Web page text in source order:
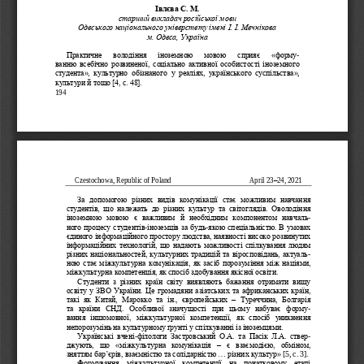
194
Івлєва С. М.
старший викладач російської мови
Одеського національного універстету імені І. І. Мечнікова
м. Одеса, Україна
Практичне   володіння   іноземною   мовою   сприяє «форму-
ванню  всебічно  розвиненої,  соціально  активної  особистості  іноземного
студента»,  культурно  обізнаного  у  реаліях,  українського  суспільства»,
культури й тощо [4, c. 48].
Czestochowa, Republic of Poland April 23–24, 2021
За  допомогою  різних  видів  комунікації  стає  можливим  навчання
студентів,  що  належать  до  різних  культур  та  світоглядів.  Оволодіння
іноземною  мовою  є  важливим  й  необхідним  компонентом  навчаль-
ного процесу студентів-іноземців за будь-якою спеціальністю. В умовах
єдиного інформаційного простору людства, наявності високо розвинутих
інформаційних технологій, що надають можливості спілкування людям
різних національностей, культурних традицій та віросповідань, актуаль-
ною стає міжкультурна комунікація, як засіб порозуміння між націями,
міжкультурна компетенція, як спосіб здобування якісної освіти.
Студенти  з  різних  країн  світу  виявляють  бажання  отримати  вищу
освіту у ЗВО України. Це громадяни азіатських та африканських країн,
такі  як  Китай,  Марокко  та  ін.,  європейських – Туреччина,  Болгарія
та  країни  СНД.  Особливої  значущості  при  цьому  набуває  форму-
вання  іншомовної,  міжкультурної  компетенції,  як  спосіб  уникнення
непорозумінь на культурному ґрунті у спілкуванні із іноземцями.
Українські  вчені-філологи  Застровський  О.А.  та  Пасік  Л.А.  ствер-
джують,  що
«міжкультурна  комунікація –
є  взаємодією,  обміном,
зняттям бар’єрів, взаємністю та солідарністю ... різних культур»[5, c. 3].